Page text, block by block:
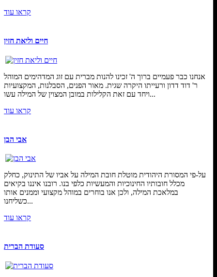
קראו עוד
חיים וליאת חזין
אנחנו כבר פעמיים ברוך ה' זכינו להנות מברית עם זוג המדהימים המוהל
ר' דוד דדון ורעייתו היקרה שגית. מאור הפנים, הסבלנות, המקצועיות
ויחד עם זאת הקלילות במובן המצוין של המילה עשו...
קראו עוד
אבי הבן
על-פי המסורת היהודית מוטלת חובת המילה על אביו של התינוק, כחלק
מכלל חובותיו החינוכיות והמעשיות כלפי בנו. רובנו איננו בקיאים
במלאכת המילה, ולכן אנו בוחרים במוהל מקצועי וממנים אותו
כשליחנו...
קראו עוד
סעודת הברית